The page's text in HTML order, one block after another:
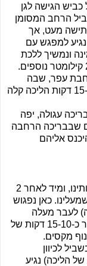
הגישה לגן
הרחב המסומן
מעט, אך
הליכה, נגיע למפגש עם
ונמשיך ללכת
באותו האופן, הפעם בערוצו של נחל עקב, כ-2 קילומטר נוספים.
לרחבת עפר, שבה
חונים בדרך כלל רכבי שטח, ושממנה נותרו כ-15 דקות הליכה קלה
עגולה, יפה
שבבריכה הרחבה
אליהם
לאחר הרחצה בבריכה, חוזרים מעט על עקבותינו, ומיד לאחר 2
כאן נפגוש
לעבר מעלה
דבשון ונתחיל לטפס על סלע הגיר הלבן. לאחר כ-15-10 דקות של
מקסים.
לכיוון
ורבע של הליכה) נגיע